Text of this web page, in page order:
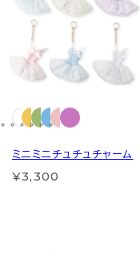
ミニミニチュチュチャーム
¥3,300